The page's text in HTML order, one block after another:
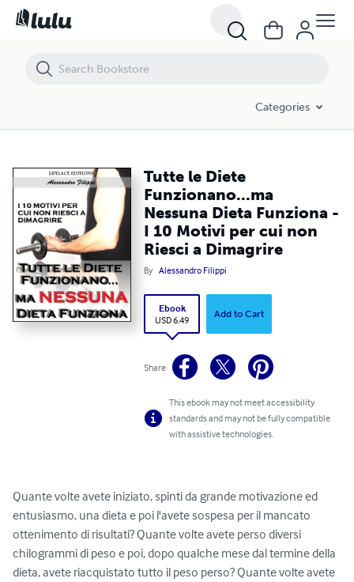
Categories
Tutte le Diete
Funzionano...ma
Nessuna Dieta Funziona -
I 10 Motivi per cui non
Riesci a Dimagrire
By Alessandro Filippi
Ebook
USD 6.49
Add to Cart
Share
This ebook may not meet accessibility
standards and may not be fully compatible
with assistive technologies.
Quante volte avete iniziato, spinti da grande motivazione ed
entusiasmo, una dieta e poi l'avete sospesa per il mancato
ottenimento di risultati? Quante volte avete perso diversi
chilogrammi di peso e poi, dopo qualche mese dal termine della
dieta, avete riacquistato tutto il peso perso? Quante volte avete
Tutte le Diete Funzionano...ma Nessuna Dieta Funziona - I 10 Motivi